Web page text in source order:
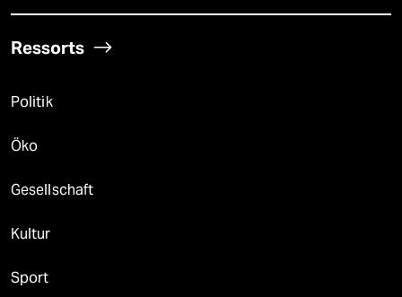
Ressorts
Politik
Öko
Gesellschaft
Kultur
Sport